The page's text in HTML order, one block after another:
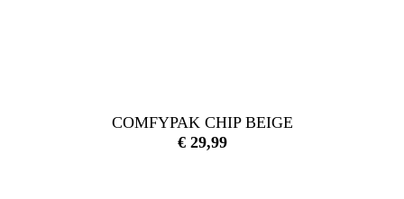
COMFYPAK CHIP BEIGE
€29,99